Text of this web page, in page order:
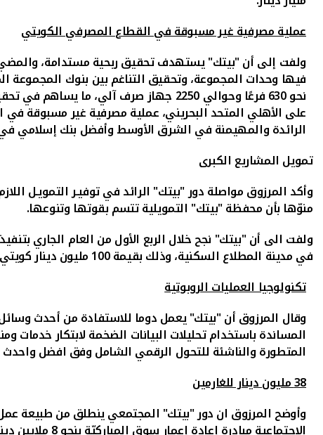
عملية مصرفية غير مسبوقة في القطاع المصرفي الكويتي
ولفت إلى أن "بيتك" يستهدف تحقيق ربحية مستدامة، والمضي
نحو 630 فرعًا وحوالي 2250 جهاز صرف آلي، ما يساهم في تحقيق المزيد من الربحية
على الأهلي المتحد البحريني، عملية مصرفية غير مسبوقة
الرائدة والمهيمنة في الشرق الأوسط وأفضل بنك إسلامي
تمويل المشاريع الكبرى
وأكد المرزوق مواصلة دور "بيتك" الرائد في توفيـر التمويـل
منوّها بأن محفظة "بيتك" التمويلية تتسم بقوتها وتنوعها.
ولفت الى أن "بيتك" نجح خلال الربع الأول من العام الجاري
في مدينة المطلاع السكنية، وذلك بقيمة 100 مليون دينار كويتي.
تكنولوجيا العمليات الروبوتية
وقال المرزوق أن "بيتك" يعمل دوما للاستفادة من أحدث وسائل
المساندة باستخدام تحليلات البيانات الضخمة لابتكار
المتطورة والناشئة للتحول الرقمي الشامل وفق افضل واحدث
38 مليون دينار للغارمين
وأوضح المرزوق ان دور "بيتك" المجتمعي ينطلق من طبيعة